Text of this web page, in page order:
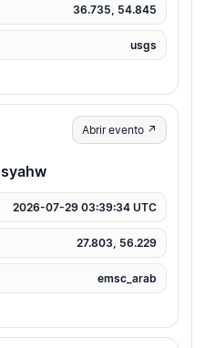
36.735, 54.845
usgs
Abrir evento ↗
2026-07-29 03:39:34 UTC
27.803, 56.229
emsc_arab